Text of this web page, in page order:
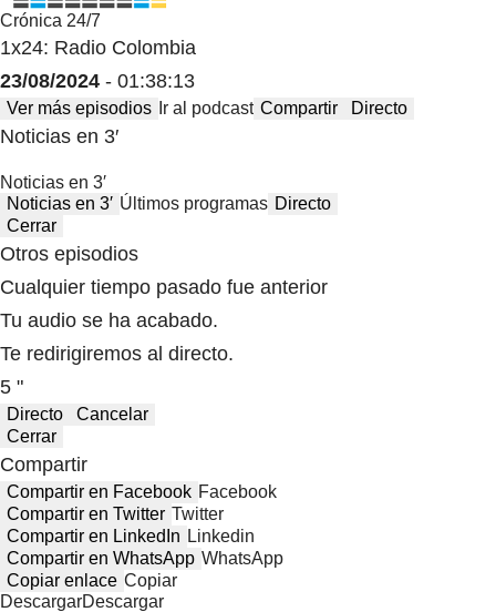
Crónica 24/7
1x24: Radio Colombia
23/08/2024 - 01:38:13
Ver más episodios Ir al podcast Compartir Directo
Noticias en 3′
Noticias en 3′
Noticias en 3′ Últimos programas Directo
Cerrar
Otros episodios
Cualquier tiempo pasado fue anterior
Tu audio se ha acabado.
Te redirigiremos al directo.
5 "
Directo
Cancelar
Cerrar
Compartir
Compartir en Facebook Facebook
Compartir en Twitter Twitter
Compartir en LinkedIn Linkedin
Compartir en WhatsApp WhatsApp
Copiar enlace Copiar
DescargarDescargar